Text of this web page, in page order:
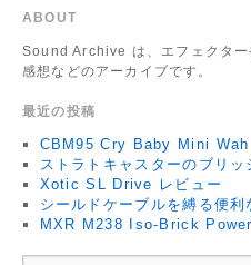
ABOUT
Sound Archive は、エフェクター
感想などのアーカイブです。
最近の投稿
CBM95 Cry Baby Mini Wah
ストラトキャスターのブリ
Xotic SL Drive レビュー
シールドケーブルを縛る便利
MXR M238 Iso-Brick